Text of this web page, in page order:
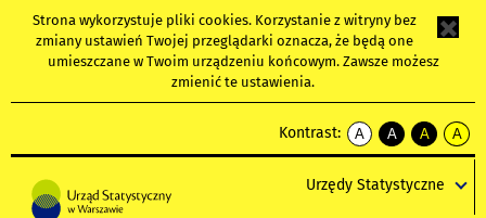
Strona wykorzystuje pliki cookies. Korzystanie z witryny bez
zmiany ustawień Twojej przeglądarki oznacza, że będą one
umieszczane w Twoim urządzeniu końcowym. Zawsze możesz
zmienić te ustawienia.
Kontrast:
A
kontrast
A
kontrast
tekst
A
kontrast
tekst
A
tekst
Urzędy Statystyczne